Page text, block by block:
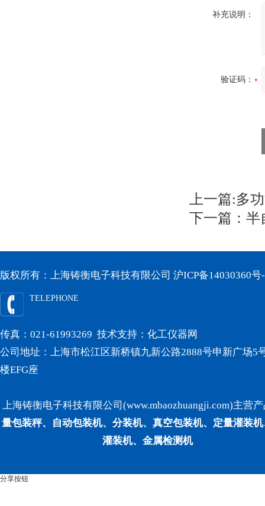
补充说明：
验证码：
上一篇:多
下一篇： 半
版权所有：上海铸衡电子科技有限公司 沪ICP备14030360号
TELEPHONE
传真：021-61993269 技术支持： 化工仪器网
公司地址：上海市松江区新桥镇九新公路2888号申新广场5
楼EFG座
上海铸衡电子科技有限公司(www.mbaozhuangji.com)主营
量包装秤、自动包装机、分装机、真空包装机、定量灌装
灌装机、金属检测机
分享按钮